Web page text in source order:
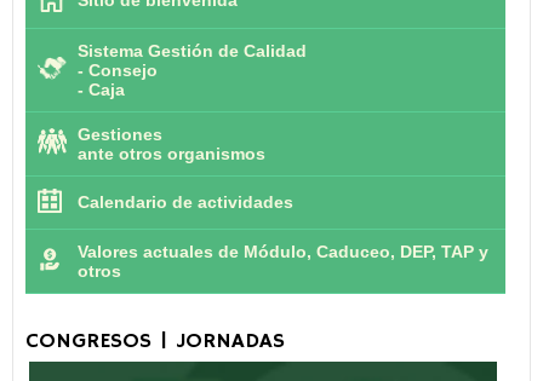
Sistema Gestión de Calidad
- Consejo
- Caja
Gestiones
ante otros organismos
Calendario de actividades
Valores actuales de Módulo, Caduceo, DEP, TAP y
otros
CONGRESOS | JORNADAS